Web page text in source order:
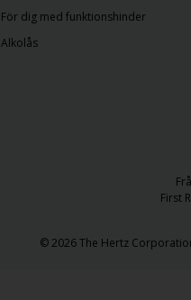
För dig med funktionshinder
Alkolås
First
​​© 2026 The Hertz